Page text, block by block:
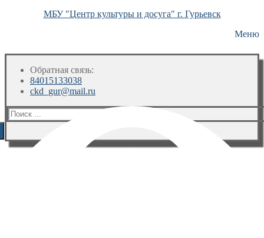
МБУ "Центр культуры и досуга" г. Гурьевск
Меню
Обратная связь:
84015133038
ckd_gur@mail.ru
Искать: